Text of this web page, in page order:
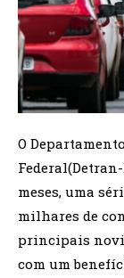
O
meses, uma
milhares de
principais
com um